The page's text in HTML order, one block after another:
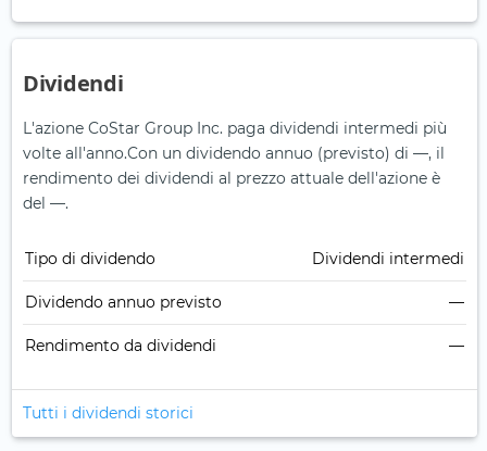
Dividendi
L'azione CoStar Group Inc. paga dividendi intermedi più
volte all'anno.Con un dividendo annuo (previsto) di —, il
rendimento dei dividendi al prezzo attuale dell'azione è
del —.
Tipo di dividendo Dividendi intermedi
Dividendo annuo previsto —
Rendimento da dividendi —
Tutti i dividendi storici